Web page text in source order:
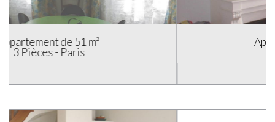
Appartement de 50 m²